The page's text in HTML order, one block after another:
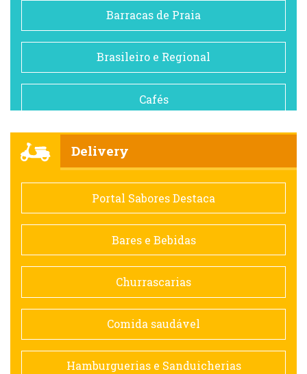
Barracas de Praia
Brasileiro e Regional
Cafés
Comida saudável
Contemporânea
Doceria
Espanhola
Francesa
Delivery
Portal Sabores Destaca
Bares e Bebidas
Churrascarias
Comida saudável
Hamburguerias e Sanduicherias